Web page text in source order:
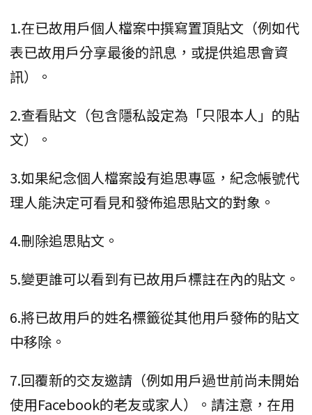
1.在已故用戶個人檔案中撰寫置頂貼文（例如代
表已故用戶分享最後的訊息，或提供追思會資
訊）。
2.查看貼文（包含隱私設定為「只限本人」的貼
文）。
3.如果紀念個人檔案設有追思專區，紀念帳號代
理人能決定可看見和發佈追思貼文的對象。
4.刪除追思貼文。
5.變更誰可以看到有已故用戶標註在內的貼文。
6.將已故用戶的姓名標籤從其他用戶發佈的貼文
中移除。
7.回覆新的交友邀請（例如用戶過世前尚未開始
使用Facebook的老友或家人）。請注意，在用